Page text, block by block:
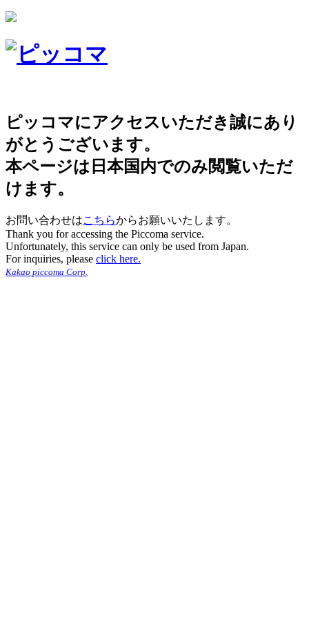
ピッコマにアクセスいただき誠にあり
がとうございます。
本ページは日本国内でのみ閲覧いただ
けます。
お問い合わせはこちらからお願いいたします。
Thank you for accessing the Piccoma service.
Unfortunately, this service can only be used from Japan.
For inquiries, please click here.
Kakao piccoma Corp.